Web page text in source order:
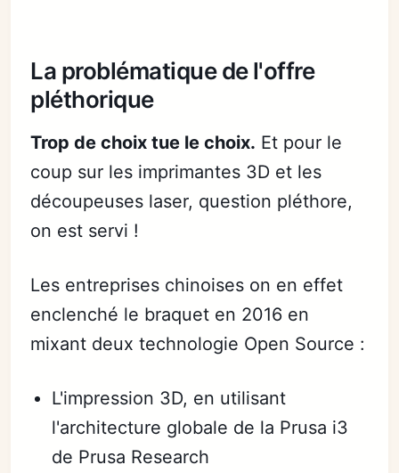
La problématique de l'offre
pléthorique
Trop de choix tue le choix. Et pour le
coup sur les imprimantes 3D et les
découpeuses laser, question pléthore,
on est servi !
Les entreprises chinoises on en effet
enclenché le braquet en 2016 en
mixant deux technologie Open Source :
L'impression 3D, en utilisant
l'architecture globale de la Prusa i3
de Prusa Research